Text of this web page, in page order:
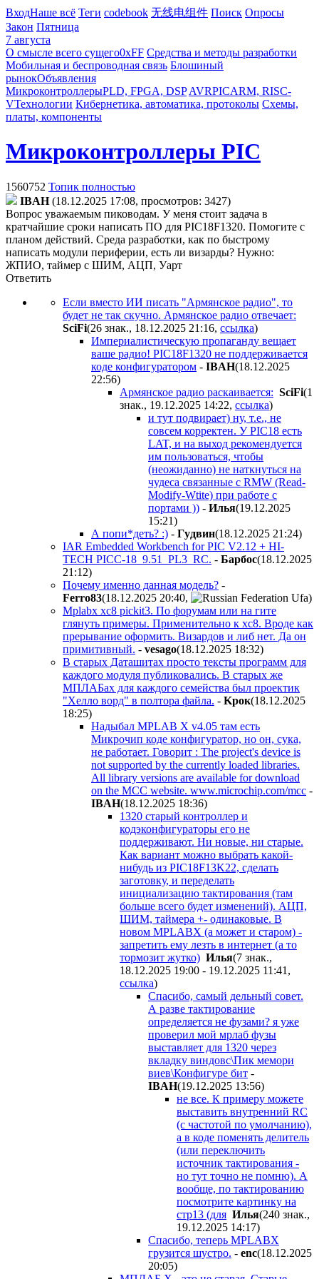
ВходНаше всё Теги codebook 无线电组件 Поиск Опросы
Закон Пятница
7 августа
О смысле всего сущего0xFF Средства и методы разработки
Мобильная и беспроводная связь Блошиный
рынокОбъявления
МикроконтроллерыPLD, FPGA, DSP AVRPICARM, RISC-
VТехнологии Кибернетика, автоматика, протоколы Схемы,
платы, компоненты
Микроконтроллеры PIC
1560752 Топик полностью
IBAH (18.12.2025 17:08, просмотров: 3427)
Вопрос уважаемым пиководам. У меня стоит задача в
кратчайшие сроки написать ПО для PIC18F1320. Помогите с
планом действий. Среда разработки, как по быстрому
написать модули периферии, есть ли визарды? Нужно:
ЖПИО, таймер с ШИМ, АЦП, Уарт
Ответить
Если вместо ИИ писать "Армянское радио", то
будет не так скучно. Армянское радио отвечает:
SciFi(26 знак., 18.12.2025 21:16, ссылка)
Империалистическую пропаганду вещает
ваше радио! PIC18F1320 не поддерживается
коде конфигуратором - IBAH(18.12.2025
22:56)
Армянское радио раскаивается: SciFi(1
знак., 19.12.2025 14:22, ссылка)
и тут подвирает) ну, т.е., не
совсем корректен. У PIC18 есть
LAT, и на выход рекомендуется
им пользоваться, чтобы
(неожиданно) не наткнуться на
чудеса связанные с RMW (Read-
Modify-Wtite) при работе с
портами )) - Илья(19.12.2025
15:21)
А попи*деть? :) - Гyдвин(18.12.2025 21:24)
IAR Embedded Workbench for PIC V2.12 + HI-
TECH PICC-18_9.51_PL3_RC. - Бapбoc(18.12.2025
21:12)
Почему именно данная модель? -
Ferro83(18.12.2025 20:40,
)
Mplabx xc8 pickit3. По форумам или на гите
глянуть примеры. Применительно к xc8. Вроде как
прерывание оформить. Визардов и либ нет. Да он
примитивный. - vesago(18.12.2025 18:32)
В старых Даташитах просто тексты программ для
каждого модуля публиковались. В старых же
МПЛАБах для каждого семейства был проектик
"Хелло ворд" в полтора файла. - Kpoк(18.12.2025
18:25)
Надыбал MPLAB X v4.05 там есть
Микрочип коде конфигуратор, но он, сука,
не работает. Говорит : The project's device is
not supported by the currently loaded libraries.
All library versions are available for download
on the MCC website. www.microchip.com/mcc -
IBAH(18.12.2025 18:36)
1320 старый контроллер и
кодэконфигураторы его не
поддерживают. Ни новые, ни старые.
Как вариант можно выбрать какой-
нибудь из PIC18F13K22, сделать
заготовку, и переделать
инициализацию тактирования (там
больше всего будет изменений). АЦП,
ШИМ, таймера +- одинаковые. В
новом MPLABX (а может и старом) -
запретить ему лезть в интернет (а то
тормозит жутко) Илья(7 знак.,
18.12.2025 19:00 - 19.12.2025 11:41 ,
ссылка)
Спасибо, самый дельный совет.
А разве тактирование
определяется не фузами? я уже
проверил мой мрлаб фузы
выставляет для 1320 через
вкладку виндовс\Пик мемори
виев\Конфигуре бит -
IBAH(19.12.2025 13:56)
не все. К примеру можете
выставить внутренний RC
(с частотой по умолчанию),
а в коде поменять делитель
(или переключить
источник тактирования -
но тут точно не помню). А
вообще, по тактированию
посмотрите картинку на
стр13 (для Илья(240 знак.,
19.12.2025 14:17)
Спасибо, теперь MPLABX
грузится шустро. - enc(18.12.2025
20:05)